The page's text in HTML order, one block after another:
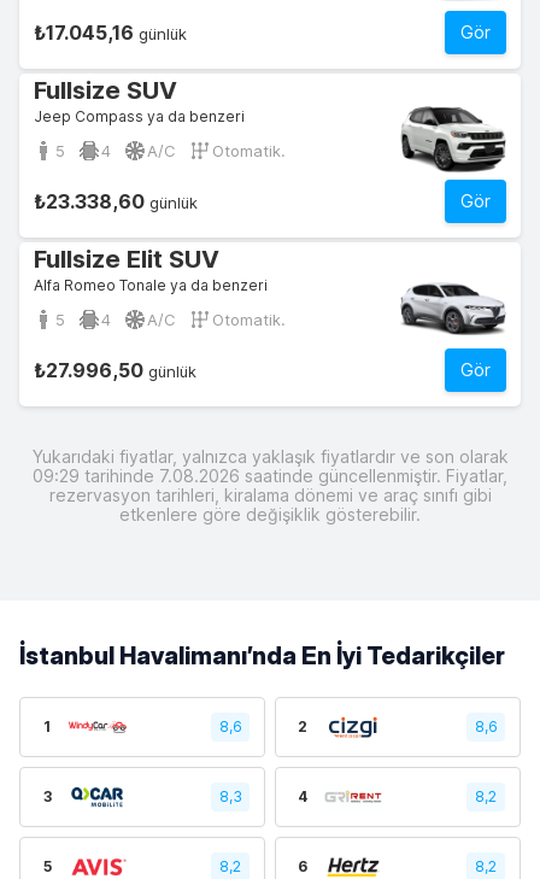
Gör
₺17.045,16 günlük
Fullsize SUV
Jeep Compass ya da benzeri
5 4 A/C Otomatik.
Gör
₺23.338,60 günlük
Fullsize Elit SUV
Alfa Romeo Tonale ya da benzeri
5 4 A/C Otomatik.
Gör
₺27.996,50 günlük
Yukarıdaki fiyatlar, yalnızca yaklaşık fiyatlardır ve son olarak
09:29 tarihinde 7.08.2026 saatinde güncellenmiştir. Fiyatlar,
rezervasyon tarihleri, kiralama dönemi ve araç sınıfı gibi
etkenlere göre değişiklik gösterebilir.
İstanbul Havalimanı’nda En İyi Tedarikçiler
1 8,6 2 8,6
3 8,3 4 8,2
5 8,2 6 8,2